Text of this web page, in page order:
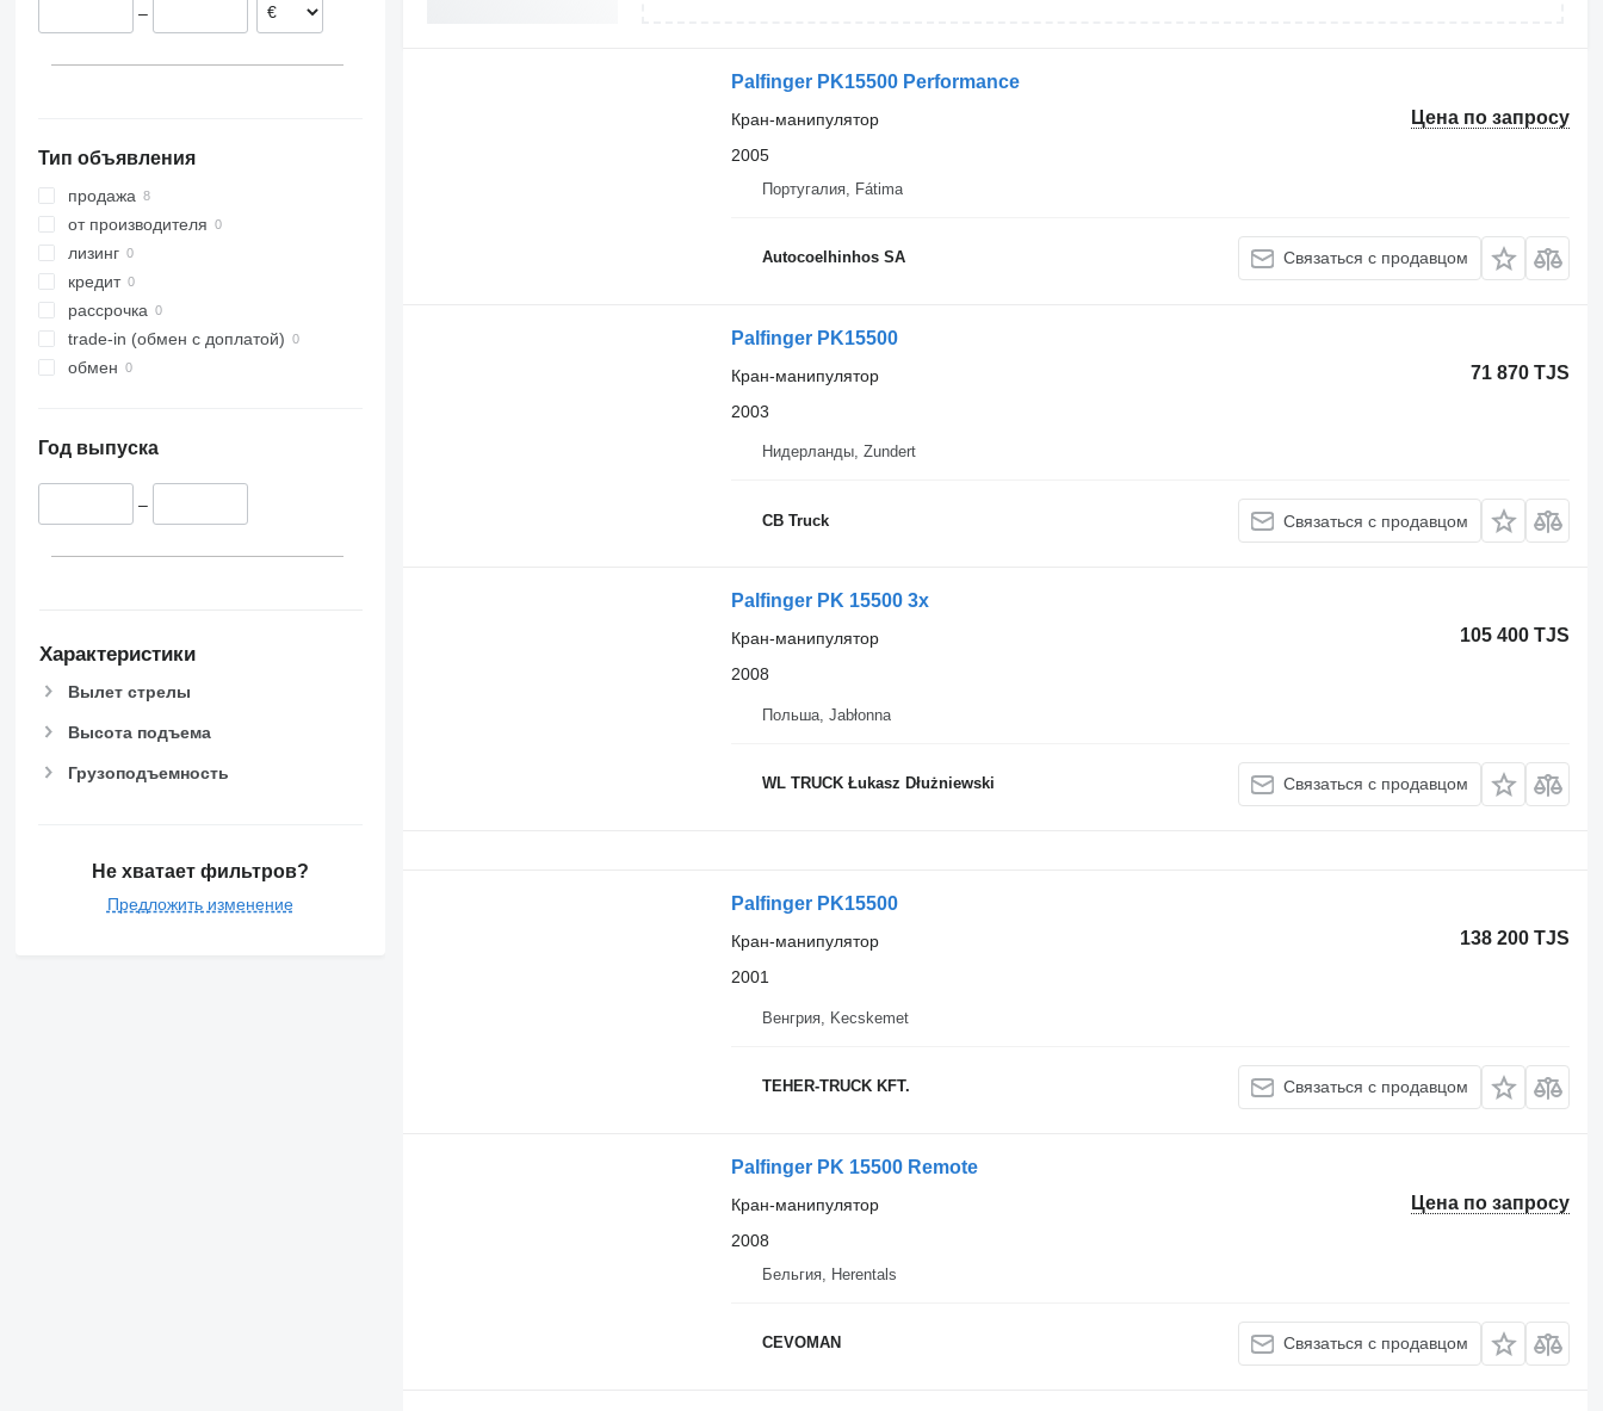
PK 18002
PK 23002
PK 23500
PK 32080
PK 36002
PK 42502
PK 65002
Бельгия
–
Тип объявления
продажа
от производителя
лизинг
кредит
рассрочка
trade-in (обмен с доплатой)
обмен
Год выпуска
–
Характеристики
Вылет стрелы
Высота подъема
Грузоподъемность
Не хватает фильтров?
Предложить изменение
Palfinger PK15500 Performance
Цена по запросу
Кран-манипулятор
2005
Португалия, Fátima
Autocoelhinhos SA Связаться с продавцом
Palfinger PK15500
71 870 TJS
Кран-манипулятор
2003
Нидерланды, Zundert
CB Truck Связаться с продавцом
Palfinger PK 15500 3x
105 400 TJS
Кран-манипулятор
2008
Польша, Jabłonna
WL TRUCK Łukasz Dłużniewski Связаться с продавцом
Palfinger PK15500
138 200 TJS
Кран-манипулятор
2001
Венгрия, Kecskemet
TEHER-TRUCK KFT. Связаться с продавцом
Palfinger PK 15500 Remote
Цена по запросу
Кран-манипулятор
2008
Бельгия, Herentals
CEVOMAN Связаться с продавцом